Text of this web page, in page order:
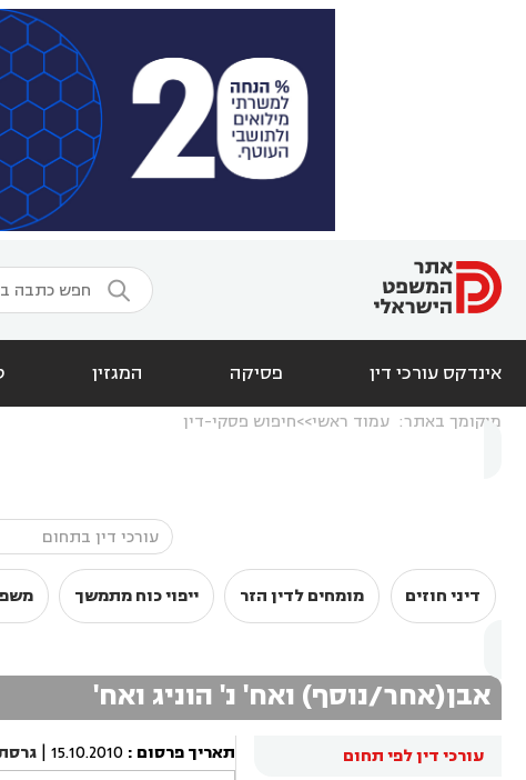

אינדקס עורכי דין פסיקה המגזין
מיקומך באתר: עמוד ראשי חיפוש פסקי-דין
דיני חוזים מומחים לדין הזר ייפוי כוח מתמשך
אבן(אחר/נוסף) ואח' נ' הוניג ואח'
עורכי דין לפי תחום
תאריך פרסום :
15.10.2010
|